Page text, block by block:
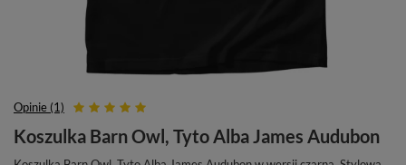
Opinie (1)
Koszulka Barn Owl, Tyto Alba James Audubon